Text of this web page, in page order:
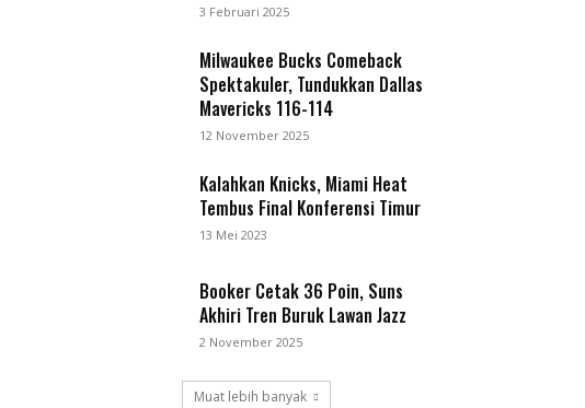
3 Februari 2025
Milwaukee Bucks Comeback
Spektakuler, Tundukkan Dallas
Mavericks 116-114
12 November 2025
Kalahkan Knicks, Miami Heat
Tembus Final Konferensi Timur
13 Mei 2023
Booker Cetak 36 Poin, Suns
Akhiri Tren Buruk Lawan Jazz
2 November 2025
Muat lebih banyak